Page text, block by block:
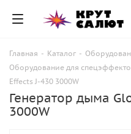
Главная - Каталог -
Оборудование для
Effects J-430 3000W
Генератор дыма
3000W